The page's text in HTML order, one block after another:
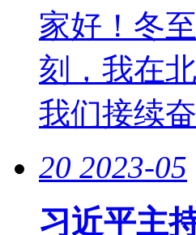
家好！冬
刻，我在
我们接续
20 2023-05
习近平主